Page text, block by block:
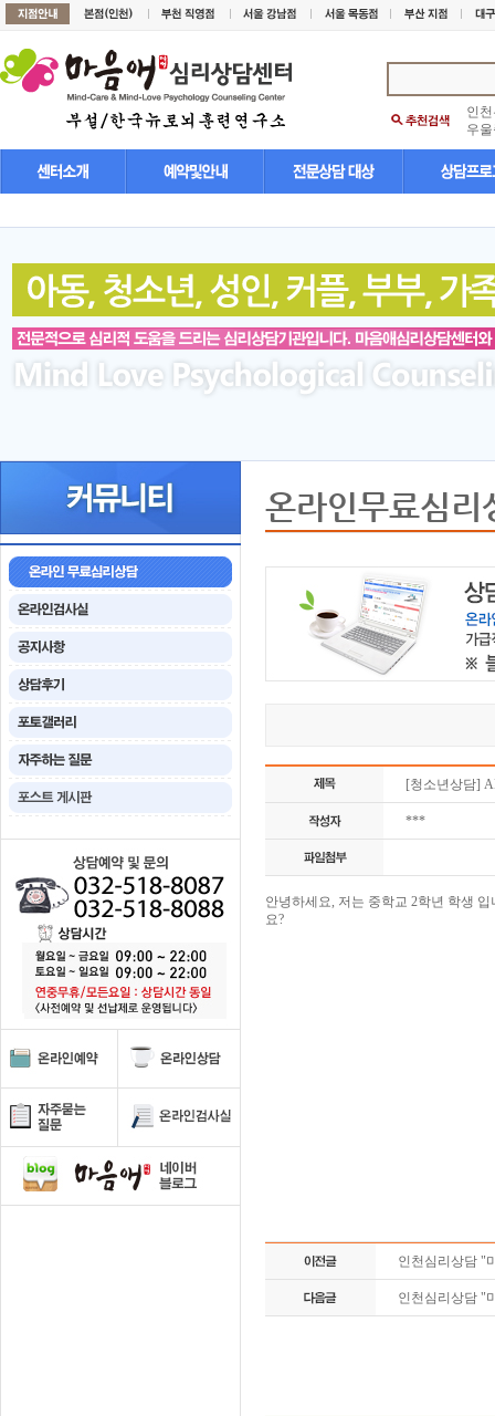
인
우
온라인무료심리
[청소년상담]
***
안녕하세요, 저는 중학교 2학년 학생
요?
인천심리상담 "
인천심리상담 "